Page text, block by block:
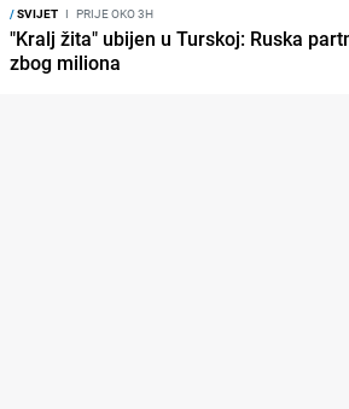
/SVIJET I PRIJE OKO 3H
"Kralj žita" ubijen u Turskoj: Ruska
zbog miliona